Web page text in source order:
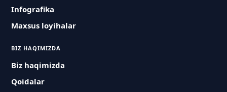
Infografika
Maxsus loyihalar
BIZ HAQIMIZDA
Biz haqimizda
Qoidalar